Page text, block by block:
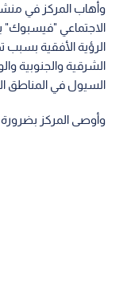
وأهاب المركز في
الاجتماعي "فيسبوك"
الرؤية الأفقية بسبب
الشرقية والجنوبية
السيول في المناطق
وأوصى المركز بضرورة